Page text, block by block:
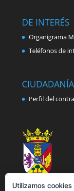
DE INTERÉS
Organigrama
Teléfonos de
CIUDADANÍA
Perfil del
Utilizamos